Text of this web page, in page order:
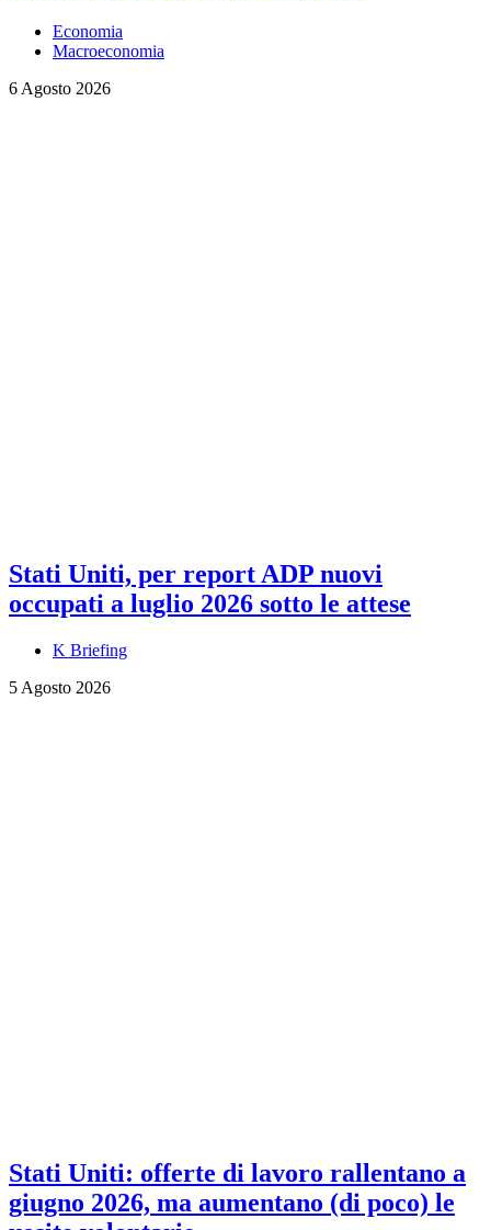
Economia
Macroeconomia
6 Agosto 2026
Stati Uniti, per report ADP nuovi
occupati a luglio 2026 sotto le attese
K Briefing
5 Agosto 2026
Stati Uniti: offerte di lavoro rallentano a
giugno 2026, ma aumentano (di poco) le